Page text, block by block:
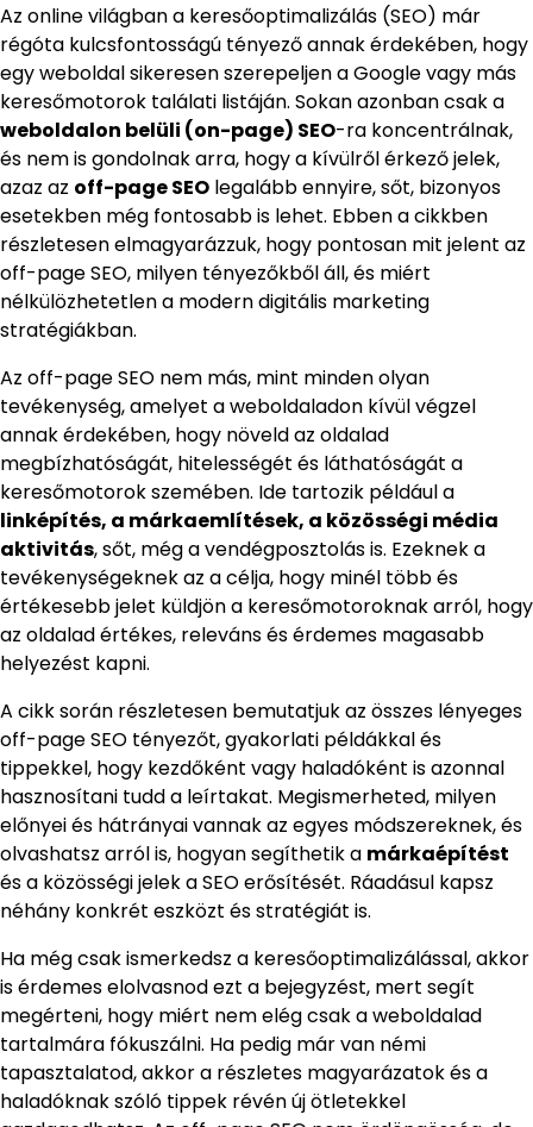
Az online világban a keresőoptimalizálás (SEO) már
régóta kulcsfontosságú tényező annak érdekében, hogy
egy weboldal sikeresen szerepeljen a Google vagy más
keresőmotorok találati listáján. Sokan azonban csak a
weboldalon belüli (on-page) SEO-ra koncentrálnak,
és nem is gondolnak arra, hogy a kívülről érkező jelek,
azaz az off-page SEO legalább ennyire, sőt, bizonyos
esetekben még fontosabb is lehet. Ebben a cikkben
részletesen elmagyarázzuk, hogy pontosan mit jelent az
off-page SEO, milyen tényezőkből áll, és miért
nélkülözhetetlen a modern digitális marketing
stratégiákban.
Az off-page SEO nem más, mint minden olyan
tevékenység, amelyet a weboldaladon kívül végzel
annak érdekében, hogy növeld az oldalad
megbízhatóságát, hitelességét és láthatóságát a
keresőmotorok szemében. Ide tartozik például a
linképítés, a márkaemlítések, a közösségi média
aktivitás, sőt, még a vendégposztolás is. Ezeknek a
tevékenységeknek az a célja, hogy minél több és
értékesebb jelet küldjön a keresőmotoroknak arról, hogy
az oldalad értékes, releváns és érdemes magasabb
helyezést kapni.
A cikk során részletesen bemutatjuk az összes lényeges
off-page SEO tényezőt, gyakorlati példákkal és
tippekkel, hogy kezdőként vagy haladóként is azonnal
hasznosítani tudd a leírtakat. Megismerheted, milyen
előnyei és hátrányai vannak az egyes módszereknek, és
olvashatsz arról is, hogyan segíthetik a márkaépítést
és a közösségi jelek a SEO erősítését. Ráadásul kapsz
néhány konkrét eszközt és stratégiát is.
Ha még csak ismerkedsz a keresőoptimalizálással, akkor
is érdemes elolvasnod ezt a bejegyzést, mert segít
megérteni, hogy miért nem elég csak a weboldalad
tartalmára fókuszálni. Ha pedig már van némi
tapasztalatod, akkor a részletes magyarázatok és a
haladóknak szóló tippek révén új ötletekkel